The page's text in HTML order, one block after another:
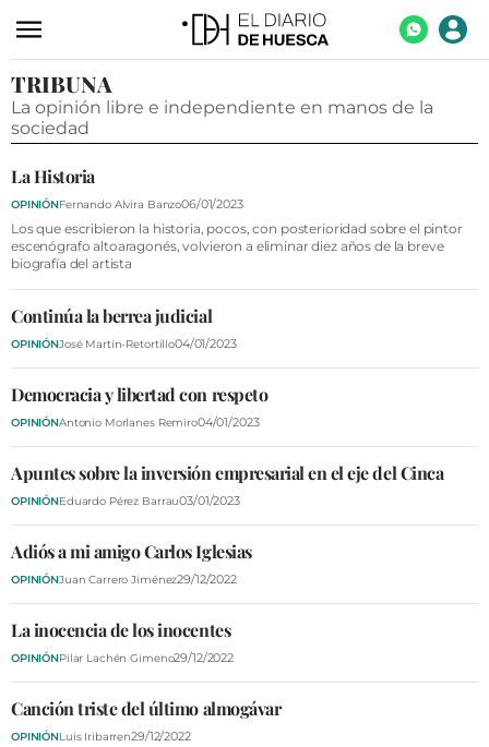
ACTUALIDAD
ECONOMÍA
TURISMO
AGROALIMENTACIÓN
DEPORTES
CULTURA
SOCIEDAD
OPINIÓN
GALERÍAS
VÍDEOS
CONTACTAR
FIESTAS EN EL ALTO ARAGÓN
FIESTAS DE SAN LORENZO
AGENDA
FARMACIAS
TRIBUNA
La opinión libre e independiente en manos de la
sociedad
La Historia
OPINIÓNFernando Alvira Banzo06/01/2023
Los que escribieron la historia, pocos, con posterioridad sobre el pintor
escenógrafo altoaragonés, volvieron a eliminar diez años de la breve
biografía del artista
Continúa la berrea judicial
OPINIÓNJosé Martín-Retortillo04/01/2023
Democracia y libertad con respeto
OPINIÓNAntonio Morlanes Remiro04/01/2023
Apuntes sobre la inversión empresarial en el eje del Cinca
OPINIÓNEduardo Pérez Barrau03/01/2023
Adiós a mi amigo Carlos Iglesias
OPINIÓNJuan Carrero Jiménez29/12/2022
La inocencia de los inocentes
OPINIÓNPilar Lachén Gimeno29/12/2022
Canción triste del último almogávar
OPINIÓNLuis Iribarren29/12/2022